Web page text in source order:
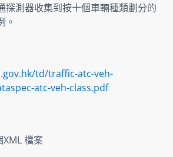
探測器收集到按十個車輛種類劃分的
。
td/traffic-atc-veh-
atc-veh-class.pdf
XML 檔案